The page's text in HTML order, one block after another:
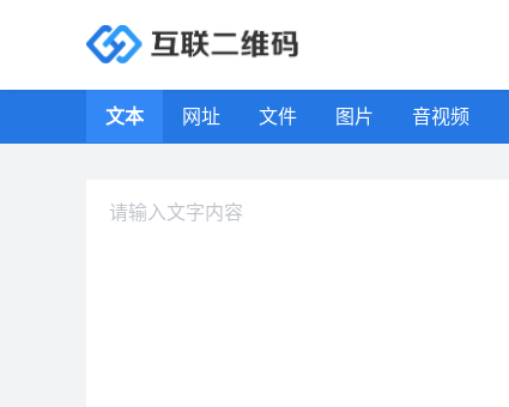
互联二维码生成器
文本 网址 文件 图片 音视频